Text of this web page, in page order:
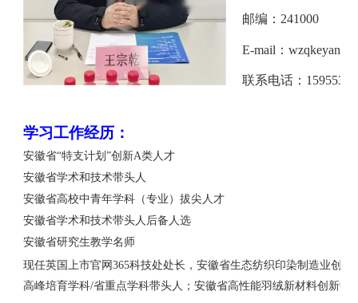
实验中心
其他
成果展示
共享仪器
规章制度
学工动态
学工组织
学科竞赛
党群工作
党建工作
工会工作
人才招聘
研究生招生
就业信息
员工天地
本科生相关
研究生相关
表格下载
邮编：241000
E-mail ：
联系电话：
学习工作经历：
安徽省“特支计划”创新A类人才
安徽省学术和技术带头人
安徽省高校中青年学科（专业）拔尖人才
安徽省学术和技术带头人后备人选
安徽省研究生教学名师
现任英国上市官网365科技处处长，安徽省生态纺织印染制造业创
高峰培育学科/省重点学科带头人；安徽省高性能羽绒新材料创新中